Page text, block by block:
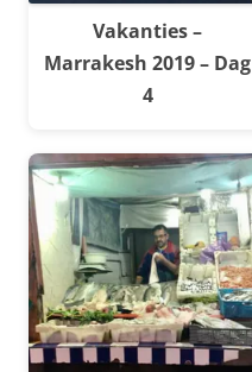
Vakanties –
Marrakesh 2019 – Dag
4